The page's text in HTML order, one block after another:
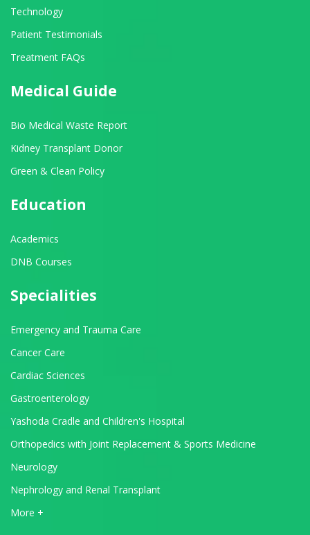
Technology
Patient Testimonials
Treatment FAQs
Medical Guide
Bio Medical Waste Report
Kidney Transplant Donor
Green & Clean Policy
Education
Academics
DNB Courses
Specialities
Emergency and Trauma Care
Cancer Care
Cardiac Sciences
Gastroenterology
Yashoda Cradle and Children's Hospital
Orthopedics with Joint Replacement & Sports Medicine
Neurology
Nephrology and Renal Transplant
View All Departments
More +